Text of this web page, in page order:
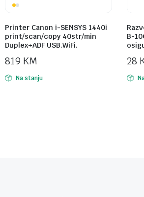
Printer Canon i-SENSYS 1440i
print/scan/copy 40str/min
Duplex+ADF USB.WiFi.
819 KM
Na stanju
B-
28